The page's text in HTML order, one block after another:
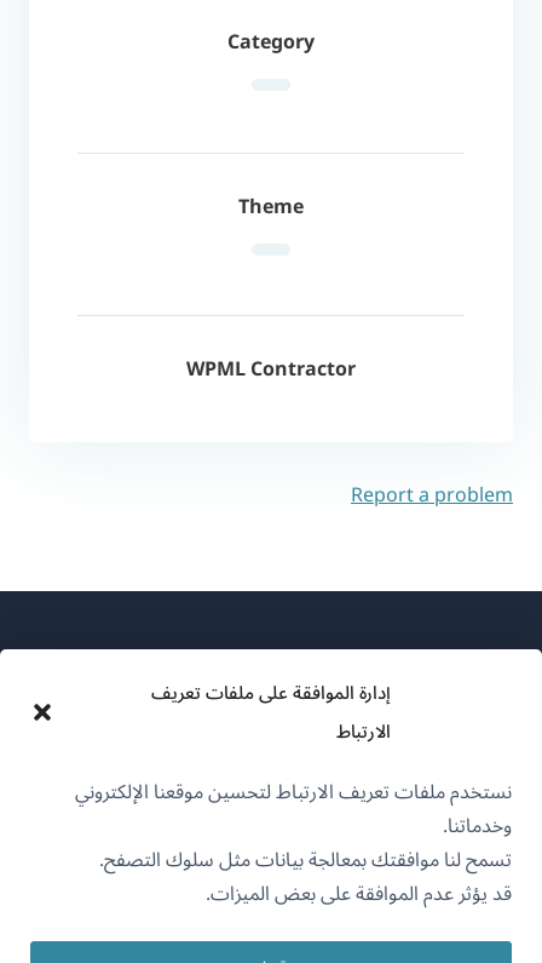
إدارة الموافقة على ملفات تعريف
الارتباط
نستخدم ملفات تعريف الارتباط لتحسين موقعنا الإلكتروني
وخدماتنا.
تسمح لنا موافقتك بمعالجة بيانات مثل سلوك التصفح.
قد يؤثر عدم الموافقة على بعض الميزات.
Category
Theme
WPML Contractor
Report a problem
سياسة GDPR والخصوصية
انضم إلى فريقنا (يفتح
في
نافذة
جديدة)
(يفتح (يفتح (يفتح